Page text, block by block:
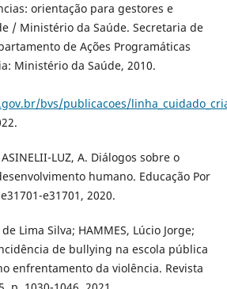
orientação para gestores e
/ Ministério da Saúde. Secretaria de
de Ações Programáticas
Ministério da Saúde, 2010.
bvs/publicacoes/
LUZ, A. Diálogos sobre o
humano. Educação Por
e31701, 2020.
Lima Silva; HAMMES, Lúcio Jorge;
de bullying na escola pública
enfrentamento da violência. Revista